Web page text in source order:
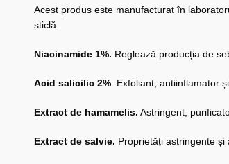
Acest produs este manufacturat în
sticlă.
Niacinamide 1%. Reglează producția de
Acid salicilic 2%. Exfoliant, antiinflamator
Extract de hamamelis. Astringent,
Extract de salvie. Proprietăți astringente și